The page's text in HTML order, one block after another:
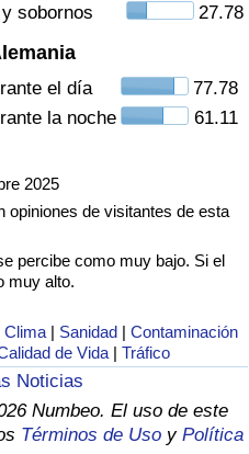
sobornos
27.78
el día
77.78
la noche
61.11
2025
opiniones de visitantes de esta
percibe como muy bajo. Si el
muy alto.
Clima | Sanidad |Contaminación
de Vida |Tráfico
Noticias
Numbeo. El uso de este
Términos de Uso y Política